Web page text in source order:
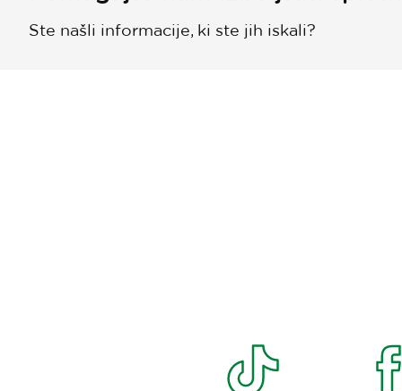
Ste našli informacije, ki ste jih iskali?